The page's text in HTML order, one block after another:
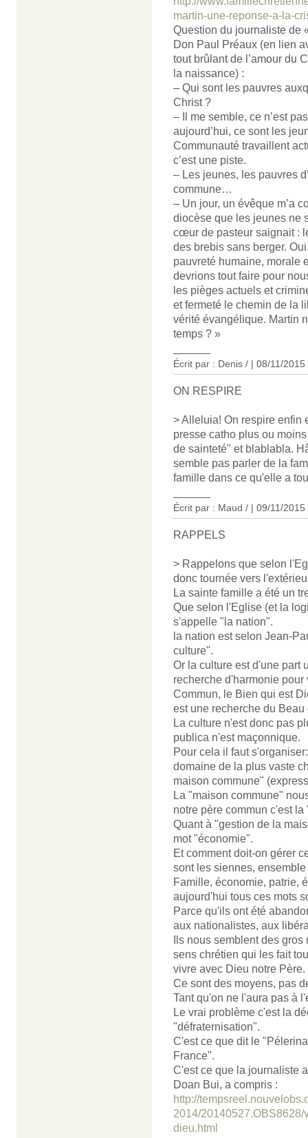
martin-une-reponse-a-la-
Question du journaliste de
Don Paul Préaux (en lien
tout brûlant de l’amour du
la naissance) :
– Qui sont les pauvres
Christ ?
– Il me semble, ce n’est
aujourd’hui, ce sont les
Communauté travaillent
c’est une piste.
– Les jeunes, les pauvres
commune…
– Un jour, un évêque m’a
diocèse que les jeunes ne
cœur de pasteur saignait :
des brebis sans berger.
pauvreté humaine, morale
devrions tout faire pour
les pièges actuels et
et fermeté le chemin de la
vérité évangélique. Martin
temps ? »
Écrit par : Denis / | 08/11/2015
ON RESPIRE
> Alleluia! On respire enfin
presse catho plus ou
de sainteté" et blablabla.
semble pas parler de la
famille dans ce qu'elle a
Écrit par : Maud / | 09/11/2015
RAPPELS
> Rappelons que selon
donc tournée vers
La sainte famille a été un
Que selon l'Eglise (et la
s'appelle "la nation".
la nation est selon Jean-
culture".
Or la culture est d'une part
recherche d'harmonie
Commun, le Bien qui est
est une recherche du
La culture n'est donc pas
publica n'est maçonnique.
Pour cela il faut
domaine de la plus vaste
maison commune"
La "maison commune"
notre père commun c'est
Quant à "gestion de la
mot "économie".
Et comment doit-on gérer
sont les siennes,
Famille, économie, patrie,
aujourd'hui tous ces mots
Parce qu'ils ont été
aux nationalistes, aux
Ils nous semblent des
sens chrétien qui les fait
vivre avec Dieu notre Père.
Ce sont des moyens, pas
Tant qu'on ne l'aura pas à
Le vrai problème c'est la
"défraternisation".
C'est ce que dit le
France".
C'est ce que la journaliste
Doan Bui, a compris :
http://
2014/20140527.OBS8628/
dieu.html